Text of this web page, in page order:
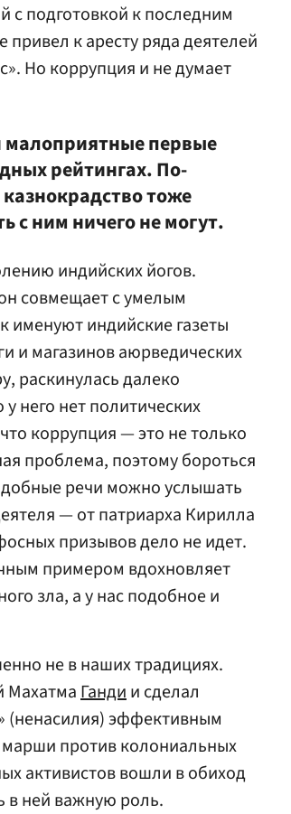
с подготовкой к последним
к аресту ряда деятелей
Но коррупция и не думает
первые
рейтингах. По-
казнокрадство тоже
с ним ничего не могут.
индийских йогов.
совмещает с умелым
именуют индийские газеты
и магазинов аюрведических
раскинулась далеко
него нет политических
коррупция — это не только
проблема, поэтому бороться
речи можно услышать
— от патриарха Кирилла
призывов дело не идет.
примером вдохновляет
зла, а у нас подобное и
не в наших традициях.
МахатмаГандии сделал
(ненасилия) эффективным
против колониальных
активистов вошли в обиход
в ней важную роль.